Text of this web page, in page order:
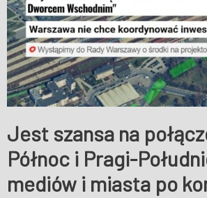
Jest szansa na
Północ i Pragi-
mediów i miasta po